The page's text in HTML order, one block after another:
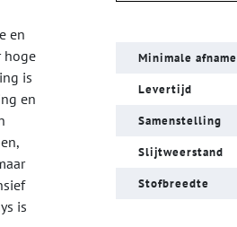
en
hoge
is
en
is
Minimale afname
Levertijd
Samenstelling
Slijtweerstand
Stofbreedte